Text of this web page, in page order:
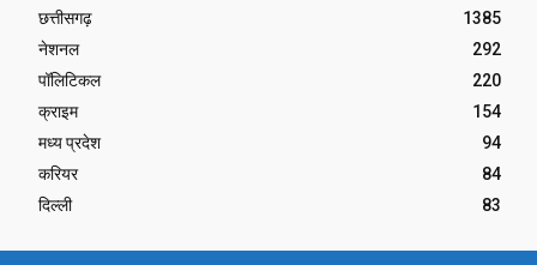
छत्तीसगढ़
1385
नेशनल
292
पॉलिटिकल
220
क्राइम
154
मध्य प्रदेश
94
करियर
84
दिल्ली
83